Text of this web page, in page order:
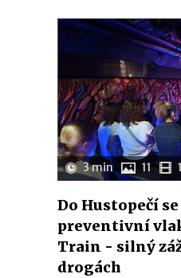
3 min 11 1
Do Hustopečí
preventivní
Train - silný
drogách